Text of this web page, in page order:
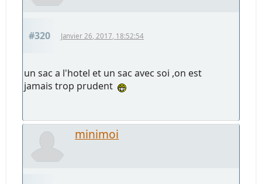
#320 Janvier 26, 2017, 18:52:54
un sac a l'hotel et un sac avec soi ,on est
jamais trop prudent
minimoi